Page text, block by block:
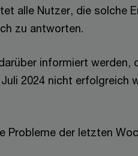
alle Nutzer, die solche
zu antworten.
informiert werden,
2024 nicht erfolgreich
Probleme der letzten